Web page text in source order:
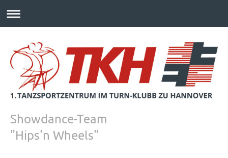
Showdance-Team
"Hips'n Wheels"